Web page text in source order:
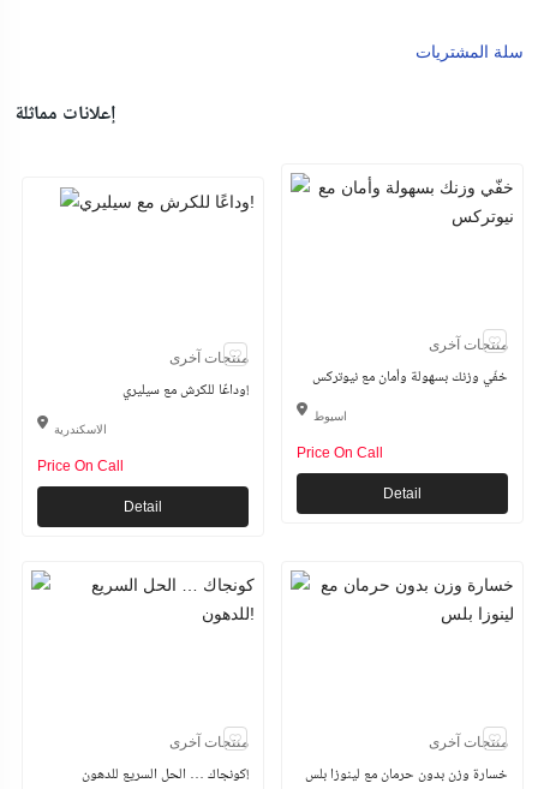
سلة المشتريات
إعلانات مماثلة
منتجات آخرى
وداعًا للكرش مع سيليري!
الاسكندرية
Price On Call
Detail
منتجات آخرى
خفّي وزنك بسهولة وأمان مع نيوتركس
اسيوط
Price On Call
Detail
منتجات آخرى
كونجاك … الحل السريع للدهون!
منتجات آخرى
خسارة وزن بدون حرمان مع لينوزا بلس